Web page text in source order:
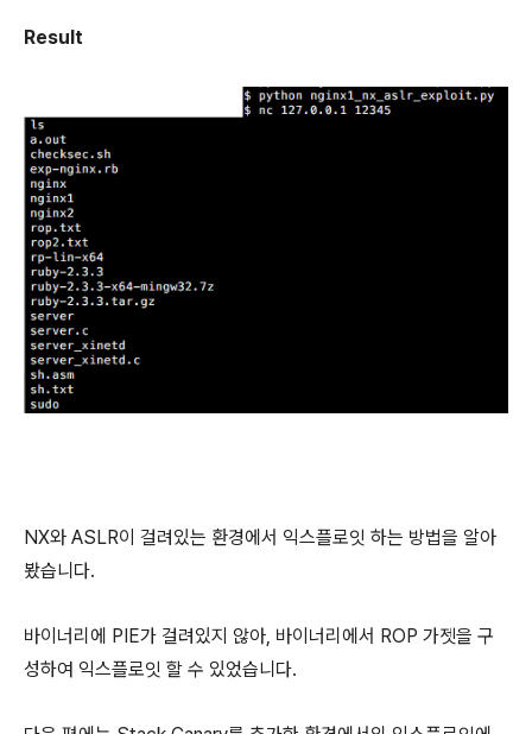
Result
NX와 ASLR이 걸려있는 환경에서 익스플로잇 하는 방법을 알아
봤습니다.
바이너리에 PIE가 걸려있지 않아, 바이너리에서 ROP 가젯을 구
성하여 익스플로잇 할 수 있었습니다.